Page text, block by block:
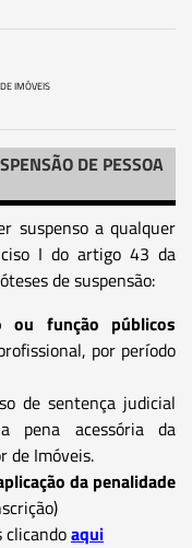
IMÓVEIS
DE PESSOA
suspenso a qualquer
I do artigo 43 da
de suspensão:
ou função públicos
por período
de sentença judicial
pena acessória da
de Imóveis.
da penalidade
clicandoaqui